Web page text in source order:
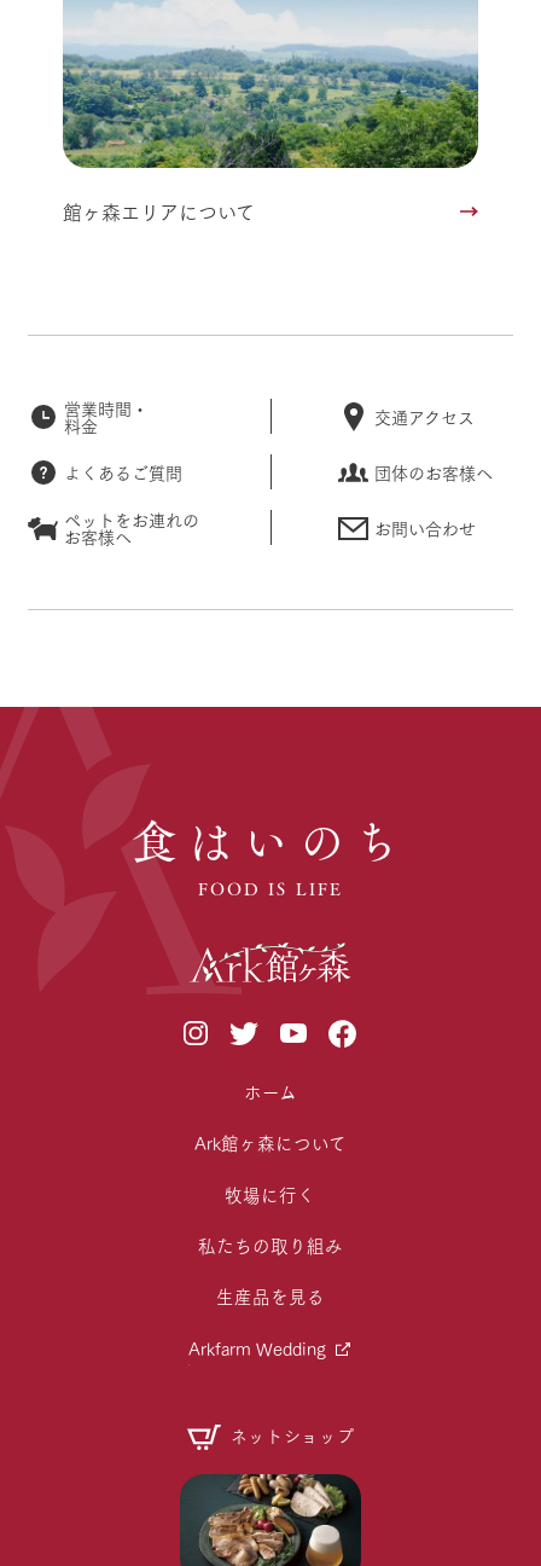
館ヶ森エリアについて
営業時間・
料金 交通アクセス
よくあるご質問
団体のお客様へ
ペットをお連れの
お客様へ お問い合わせ
食はいのち
FOOD IS LIFE
ホーム
Ark館ヶ森について
牧場に行く
私たちの取り組み
生産品を見る
Arkfarm Wedding
ネットショップ